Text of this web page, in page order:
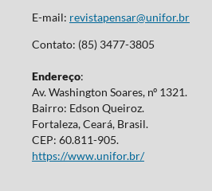
E-mail: revistapensar@unifor.br
Contato: (85) 3477-3805
Endereço:
Av. Washington Soares, nº 1321.
Bairro: Edson Queiroz.
Fortaleza, Ceará, Brasil.
CEP: 60.811-905.
https://www.unifor.br/